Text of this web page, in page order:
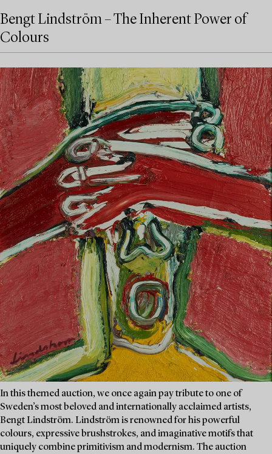
Bengt Lindström – The Inherent Power of
Colours
In this themed auction, we once again pay tribute to one of
Sweden’s most beloved and internationally acclaimed artists,
Bengt Lindström. Lindström is renowned for his powerful
colours, expressive brushstrokes, and imaginative motifs that
uniquely combine primitivism and modernism. The auction